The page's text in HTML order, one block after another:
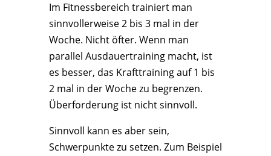
Im Fitnessbereich trainiert man
sinnvollerweise 2 bis 3 mal in der
Woche. Nicht öfter. Wenn man
parallel Ausdauertraining macht, ist
es besser, das Krafttraining auf 1 bis
2 mal in der Woche zu begrenzen.
Überforderung ist nicht sinnvoll.
Sinnvoll kann es aber sein,
Schwerpunkte zu setzen. Zum Beispiel